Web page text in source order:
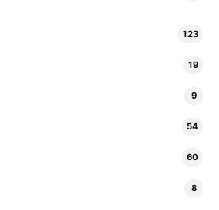
123
19
9
54
60
8